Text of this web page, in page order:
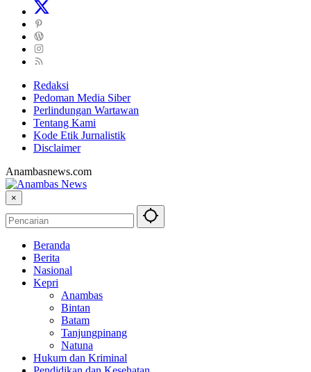
Redaksi
Pedoman Media Siber
Perlindungan Wartawan
Tentang Kami
Kode Etik Jurnalistik
Disclaimer
Anambasnews.com
×
Beranda
Berita
Nasional
Kepri
Anambas
Bintan
Batam
Tanjungpinang
Natuna
Hukum dan Kriminal